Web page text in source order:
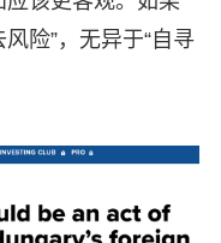
险”，无异于“自寻